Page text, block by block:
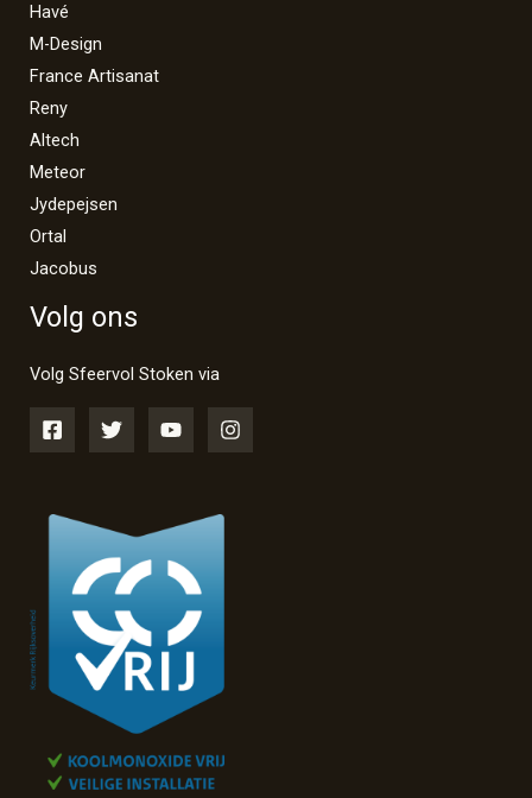
Havé
M-Design
France Artisanat
Reny
Altech
Meteor
Jydepejsen
Ortal
Jacobus
Volg ons
Volg Sfeervol Stoken via